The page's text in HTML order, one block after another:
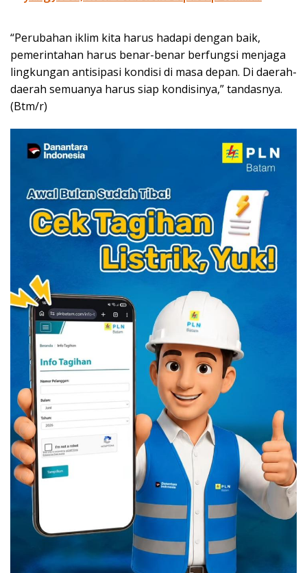
“Perubahan iklim kita harus hadapi dengan baik,
pemerintahan harus benar-benar berfungsi menjaga
lingkungan antisipasi kondisi di masa depan. Di daerah-
daerah semuanya harus siap kondisinya,” tandasnya.
(Btm/r)